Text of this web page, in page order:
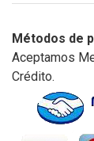
Métodos de
Aceptamos
Crédito.